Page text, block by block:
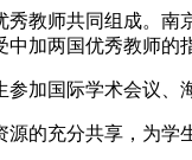
教师共同组成。
加两国优秀教师的
加国际学术会议
的充分共享，为学